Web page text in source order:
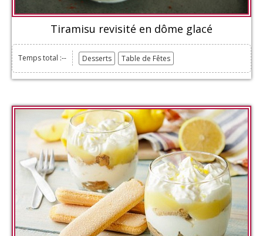
Tiramisu revisité en dôme glacé
Temps total :-- Desserts Table de Fêtes